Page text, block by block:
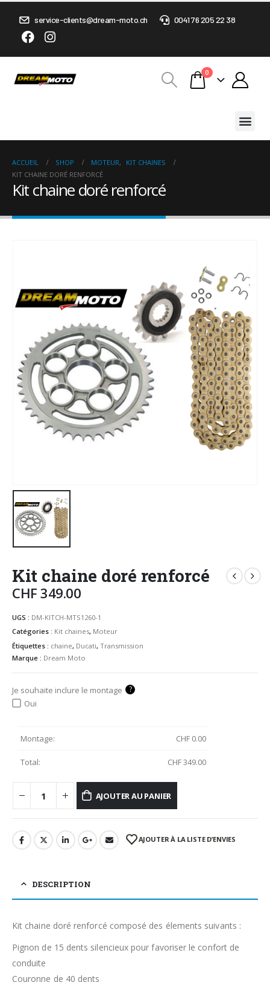
service-clients@dream-moto.ch 0041 76 205 22 38
0
ACCUEIL SHOP MOTEUR,
KIT CHAINES
KIT CHAINE DORÉ RENFORCÉ
Kit chaine doré renforcé
Kit chaine doré renforcé
CHF349.00
UGS : DM-KITCH-MTS1260-1
Catégories : Kit chaines, Moteur
Étiquettes : chaine, Ducati, Transmission
Marque : Dream Moto
Je souhaite inclure le montage ?
Oui
Montage: CHF 0.00
Total: CHF349.00
AJOUTER AU PANIER
AJOUTER À LA LISTE D’ENVIES
DESCRIPTION
Kit chaine doré renforcé composé des élements suivants :
Pignon de 15 dents silencieux pour favoriser le confort de
conduite
Couronne de 40 dents